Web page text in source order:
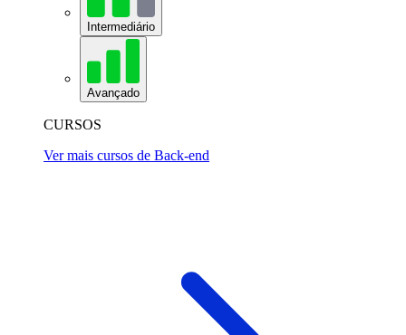
Intermediário
Avançado
CURSOS
Ver mais cursos de Back-end